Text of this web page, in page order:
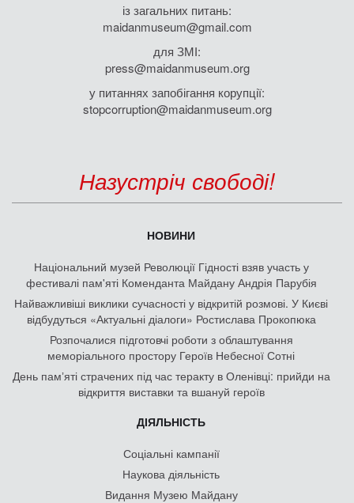
із загальних питань:
maidanmuseum@gmail.com
для ЗМІ:
press@maidanmuseum.org
у питаннях запобігання корупції:
stopcorruption@maidanmuseum.org
Назустріч свободі!
НОВИНИ
Національний музей Революції Гідності взяв участь у
фестивалі пам'яті Коменданта Майдану Андрія Парубія
Найважливіші виклики сучасності у відкритій розмові. У Києві
відбудуться «Актуальні діалоги» Ростислава Прокопюка
Розпочалися підготовчі роботи з облаштування
меморіального простору Героїв Небесної Сотні
День памʼяті страчених під час теракту в Оленівці: прийди на
відкриття виставки та вшануй героїв
ДІЯЛЬНІСТЬ
Соціальні кампанії
Наукова діяльність
Видання Музею Майдану